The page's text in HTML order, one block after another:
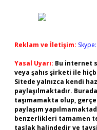
Reklam ve İletişim:
Yasal Uyarı: Bu internet
veya şahıs şirketi ile
Sitede yalnızca kendi
paylaşılmaktadır.
taşımamakta olup,
paylaşım
benzerlikleri tamamen
taslak halindedir ve